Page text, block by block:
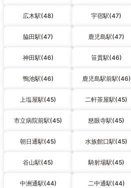
広木駅(48) 宇宿駅(47)
脇田駅(47) 鹿児島駅(47)
神田駅(46) 笹貫駅(46)
鴨池駅(46) 鹿児島駅前駅(46)
上塩屋駅(45) 二軒茶屋駅(45)
市立病院前駅(45) 慈眼寺駅(45)
朝日通駅(45) 水族館口駅(45)
谷山駅(45) 騎射場駅(45)
中洲通駅(44) 二中通駅(44)